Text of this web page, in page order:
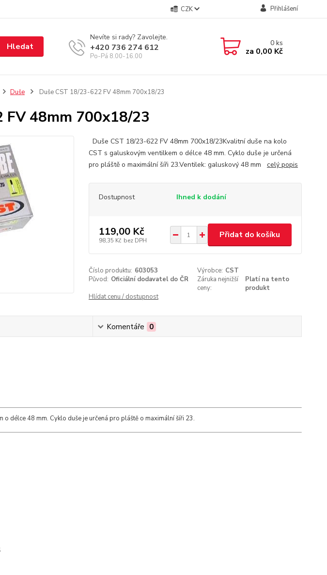
CZK Přihlášení
Hledat
Nevíte si rady? Zavolejte.
+420 736 274 612
Po-Pá 8.00-16.00
0ks
za 0,00 Kč
Duše Duše CST 18/23-622 FV 48mm 700x18/23
FV 48mm 700x18/23
Duše CST 18/23-622 FV 48mm 700x18/23Kvalitní duše na kolo
CST s galuskovým ventilkem o délce 48 mm. Cyklo duše je určená
pro pláště o maximální šíři 23.Ventilek: galuskový 48 mm celý popis
Dostupnost Ihned k dodání
119,00 Kč
98,35 Kč bez DPH
Přidat do košíku
Číslo produktu: 603053 Výrobce: CST
Původ: Oficiální dodavatel do ČR
Záruka nejnižší
ceny:
Platí na tento
produkt
Hlídat cenu / dostupnost
Komentáře 0
délce 48 mm. Cyklo duše je určená pro pláště o maximální šíři 23.